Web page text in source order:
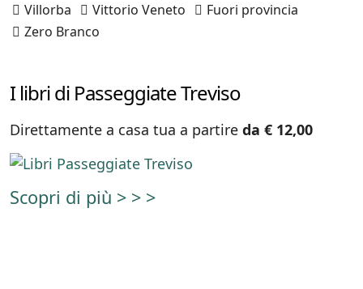
Villorba
Vittorio Veneto
Fuori provincia
Zero Branco
I libri di Passeggiate Treviso
Direttamente a casa tua a partire da € 12,00
Scopri di più > > >